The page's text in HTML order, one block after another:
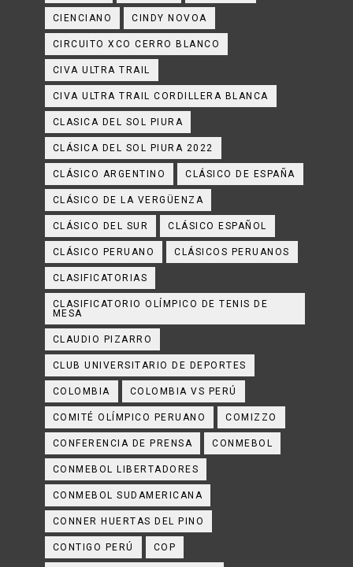
CIENCIANO CINDY NOVOA
CIRCUITO XCO CERRO BLANCO
CIVA ULTRA TRAIL
CIVA ULTRA TRAIL CORDILLERA BLANCA
CLASICA DEL SOL PIURA
CLÁSICA DEL SOL PIURA 2022
CLÁSICO ARGENTINO CLÁSICO DE ESPAÑA
CLÁSICO DE LA VERGÜENZA
CLÁSICO DEL SUR CLÁSICO ESPAÑOL
CLÁSICO PERUANO CLÁSICOS PERUANOS
CLASIFICATORIAS
CLASIFICATORIO OLÍMPICO DE TENIS DE
MESA
CLAUDIO PIZARRO
CLUB UNIVERSITARIO DE DEPORTES
COLOMBIA COLOMBIA VS PERÚ
COMITÉ OLÍMPICO PERUANO COMIZZO
CONFERENCIA DE PRENSA CONMEBOL
CONMEBOL LIBERTADORES
CONMEBOL SUDAMERICANA
CONNER HUERTAS DEL PINO
CONTIGO PERÚ COP